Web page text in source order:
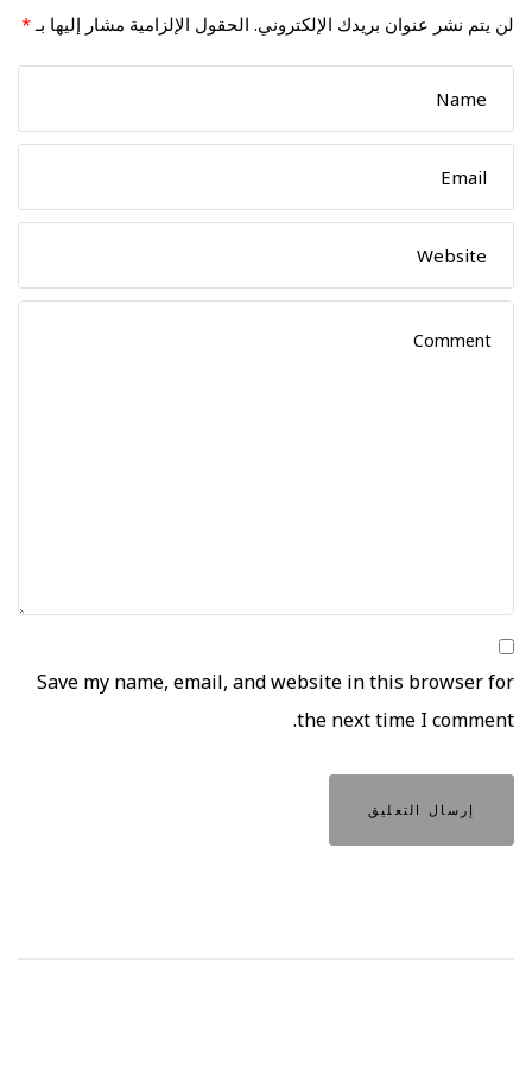
لن يتم نشر عنوان بريدك الإلكتروني. الحقول الإلزامية مشار إليها بـ *
Save my name, email, and website in this browser for
the next time I comment.